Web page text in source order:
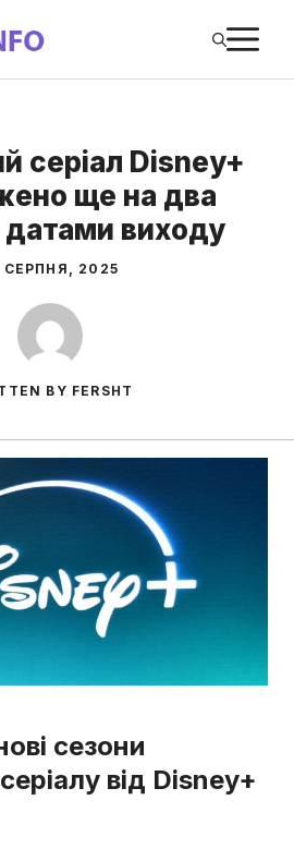
серіал Disney+
ще на два
датами виходу
СЕРПНЯ, 2025
BY FERSHT
сезони
від Disney+